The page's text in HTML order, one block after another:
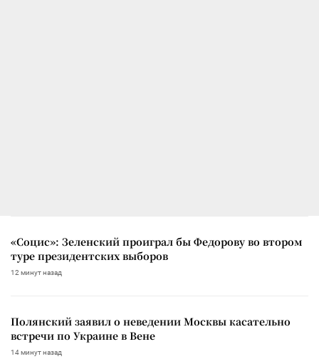
«Социс»: Зеленский проиграл бы Федорову во втором
туре президентских выборов
12 минут назад
Полянский заявил о неведении Москвы касательно
встречи по Украине в Вене
14 минут назад